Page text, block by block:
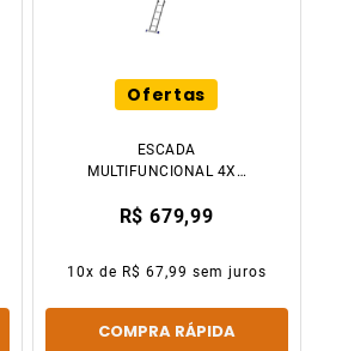
Ofertas
ESCADA
MULTIFUNCIONAL 4X4
R$ 679,99
10x de R$ 67,99 sem juros
COMPRA RÁPIDA